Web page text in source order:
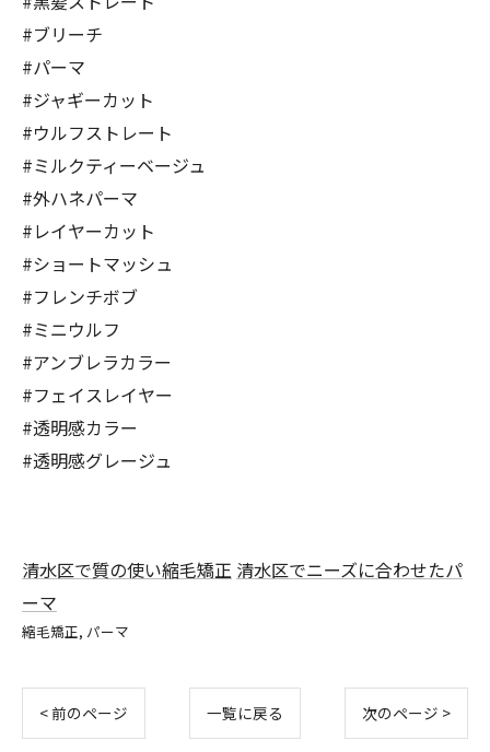
#ブリーチ
#パーマ
#ジャギーカット
#ウルフストレート
#ミルクティーベージュ
#外ハネパーマ
#レイヤーカット
#ショートマッシュ
#フレンチボブ
#ミニウルフ
#アンブレラカラー
#フェイスレイヤー
#透明感カラー
#透明感グレージュ
清水区で質の使い縮毛矯正 清水区でニーズに合わせたパ
ーマ
縮毛矯正 パーマ
< 前のページ 一覧に戻る 次のページ >